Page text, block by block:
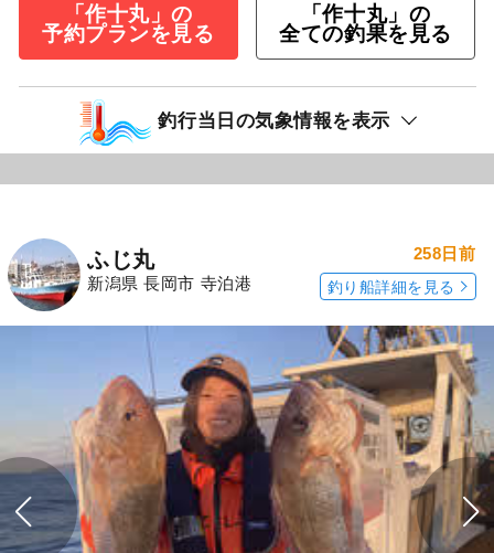
「作十丸」の
予約プランを見る
「作十丸」の
全ての釣果を見る
釣行当日の気象情報を表示
ふじ丸
新潟県 長岡市 寺泊港
258日前
釣り船詳細を見る